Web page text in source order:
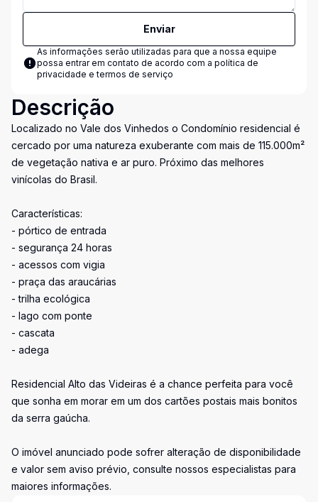
Enviar
As informações serão utilizadas para que a nossa equipe
possa entrar em contato de acordo com a política de
privacidade e termos de serviço
Descrição
Localizado no Vale dos Vinhedos o Condomínio residencial é
cercado por uma natureza exuberante com mais de 115.000m²
de vegetação nativa e ar puro. Próximo das melhores
vinícolas do Brasil.
Características:
- pórtico de entrada
- segurança 24 horas
- acessos com vigia
- praça das araucárias
- trilha ecológica
- lago com ponte
- cascata
- adega
Residencial Alto das Videiras é a chance perfeita para você
que sonha em morar em um dos cartões postais mais bonitos
da serra gaúcha.
O imóvel anunciado pode sofrer alteração de disponibilidade
e valor sem aviso prévio, consulte nossos especialistas para
maiores informações.